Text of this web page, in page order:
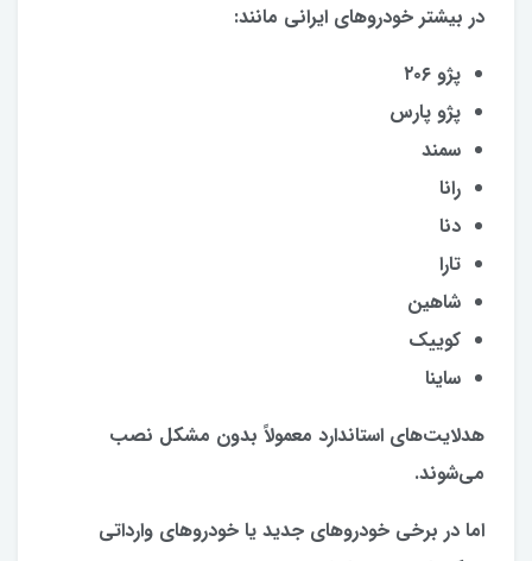
در بیشتر خودروهای ایرانی مانند:
پژو ۲۰۶
پژو پارس
سمند
رانا
دنا
تارا
شاهین
کوییک
ساینا
هدلایت‌های استاندارد معمولاً بدون مشکل نصب
می‌شوند.
اما در برخی خودروهای جدید یا خودروهای وارداتی